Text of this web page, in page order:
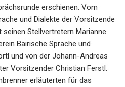
erschienen. Vom
und Dialekte der Vorsitzende
Stellvertretern Marianne
Bairische Sprache und
und von der Johann-Andreas
Vorsitzender Christian Ferstl.
erläuterten für das